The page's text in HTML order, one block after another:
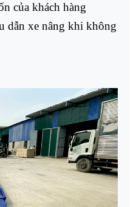
của khách hàng
dẫn xe nâng khi không